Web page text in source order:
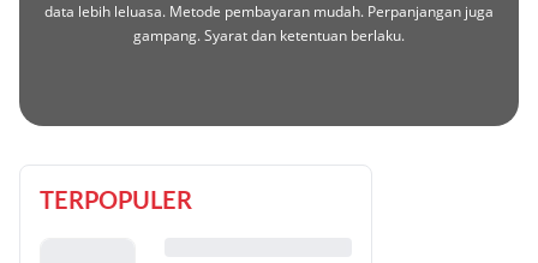
data lebih leluasa. Metode pembayaran mudah. Perpanjangan juga
gampang. Syarat dan ketentuan berlaku.
TERPOPULER